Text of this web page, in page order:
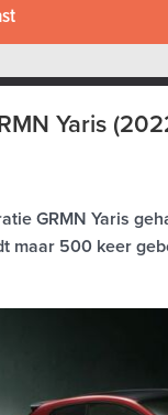
Yaris
GRMN Yaris
maar 500 keer